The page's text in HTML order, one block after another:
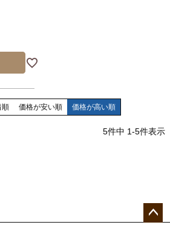
順 価格が安い順 価格が高い順
5件中 1-5件表示